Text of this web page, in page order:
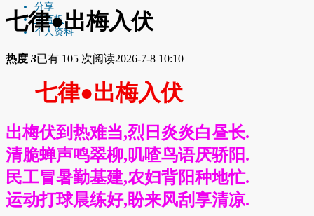
分享
留言板
个人资料
七律●出梅入伏
热度 3已有 105 次阅读2026-7-8 10:10
七律●出梅入伏
出梅伏到热难当,烈日炎炎白昼长.
清脆蝉声鸣翠柳,叽喳鸟语厌骄阳.
民工冒暑勤基建,农妇背阳种地忙.
运动打球晨练好,盼来风刮享清凉.